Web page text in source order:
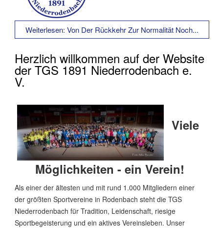
Weiterlesen: Von Der Rückkehr Zur Normalität Noch...
Herzlich willkommen auf der Website
der TGS 1891 Niederrodenbach e.
V.
Viele
Möglichkeiten - ein Verein!
Als einer der ältesten und mit rund 1.000 Mitgliedern einer
der größten Sportvereine in Rodenbach steht die TGS
Niederrodenbach für Tradition, Leidenschaft, riesige
Sportbegeisterung und ein aktives Vereinsleben. Unser